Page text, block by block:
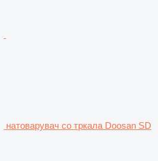
натоварувач со тркала Doosan SD